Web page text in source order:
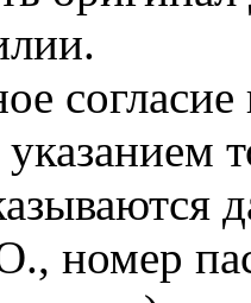
указанием
номер